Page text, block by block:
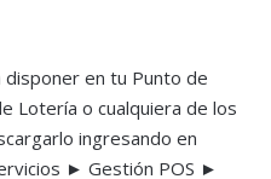
disponer en tu Punto de
Lotería o cualquiera de los
ingresando en
► Gestión POS ►